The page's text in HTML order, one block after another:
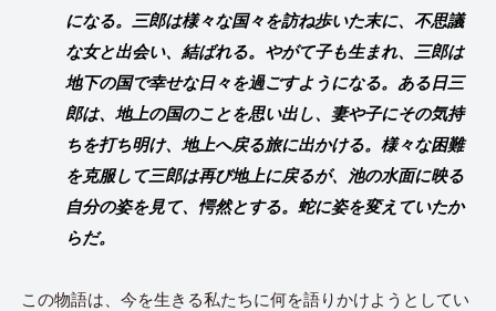
になる。三郎は様々な国々を訪ね歩いた末に、不思議
な女と出会い、結ばれる。やがて子も生まれ、三郎は
地下の国で幸せな日々を過ごすようになる。ある日三
郎は、地上の国のことを思い出し、妻や子にその気持
ちを打ち明け、地上へ戻る旅に出かける。様々な困難
を克服して三郎は再び地上に戻るが、池の水面に映る
自分の姿を見て、愕然とする。蛇に姿を変えていたか
らだ。
この物語は、今を生きる私たちに何を語りかけようとしてい